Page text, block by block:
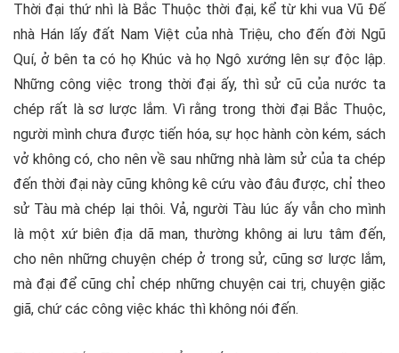
Thời đại thứ nhì là Bắc Thuộc thời đại, kể từ khi vua Vũ Đế
nhà Hán lấy đất Nam Việt của nhà Triệu, cho đến đời Ngũ
Quí, ở bên ta có họ Khúc và họ Ngô xướng lên sự độc lập.
Những công việc trong thời đại ấy, thì sử cũ của nước ta
chép rất là sơ lược lắm. Vì rằng trong thời đại Bắc Thuộc,
người mình chưa được tiến hóa, sự học hành còn kém, sách
vở không có, cho nên về sau những nhà làm sử của ta chép
đến thời đại này cũng không kê cứu vào đâu được, chỉ theo
sử Tàu mà chép lại thôi. Vả, người Tàu lúc ấy vẫn cho mình
là một xứ biên địa dã man, thường không ai lưu tâm đến,
cho nên những chuyện chép ở trong sử, cũng sơ lược lắm,
mà đại để cũng chỉ chép những chuyện cai trị, chuyện giặc
giã, chứ các công việc khác thì không nói đến.